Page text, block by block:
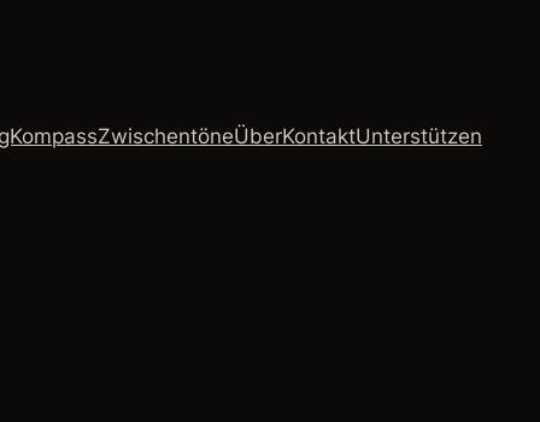
ZwischentöneÜberKontaktUnterstützen